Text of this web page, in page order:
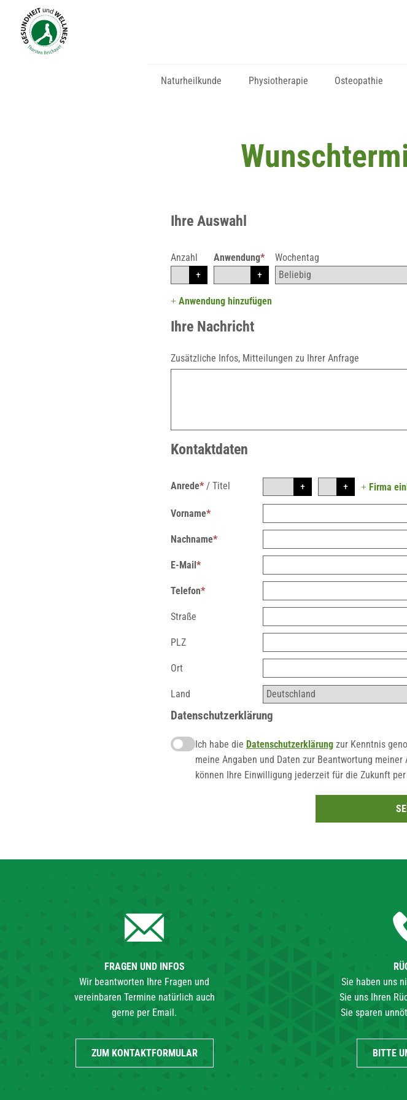
Naturheilkunde Physiotherapie Osteopathie
Ihre Auswahl
Anzahl Anwendung* Wochentag
+ Anwendung hinzufügen
Ihre Nachricht
Zusätzliche Infos, Mitteilungen zu Ihrer Anfrage
Kontaktdaten
Anrede*/ Titel + Firma
Vorname*
Nachname*
E-Mail*
Telefon*
Straße
PLZ
Ort
Land
Datenschutzerklärung
Ich habe die Datenschutzerklärungzur Kenntnis
meine Angaben und Daten zur Beantwortung
können Ihre Einwilligung jederzeit für die Zukunft per
FRAGEN UND INFOS
Wir beantworten Ihre Fragen und
vereinbaren Termine natürlich auch
gerne per Email.
ZUM KONTAKTFORMULAR
Sie haben uns
Sie uns Ihren
Sie sparen
BITTE